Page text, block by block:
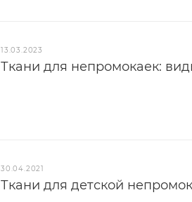
13.03.2023
Ткани для непромокаек:
30.04.2021
Ткани для детской